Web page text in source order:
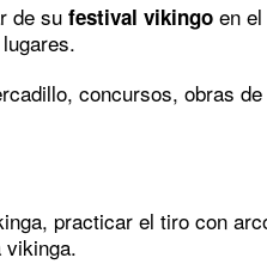
de su festival vikingo en
concursos, obras
practicar el tiro con